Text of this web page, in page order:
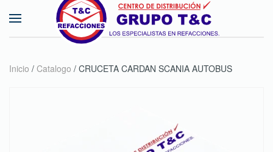
Skip to main content
Inicio / Catalogo / CRUCETA CARDAN SCANIA AUTOBUS